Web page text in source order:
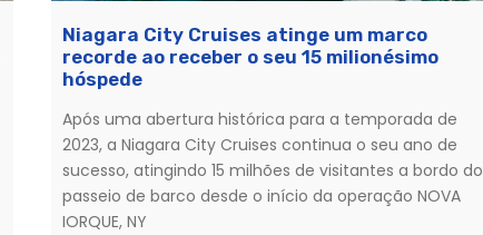
Niagara City Cruises atinge um marco
recorde ao receber o seu 15 milionésimo
hóspede
Após uma abertura histórica para a temporada de
2023, a Niagara City Cruises continua o seu ano de
sucesso, atingindo 15 milhões de visitantes a bordo do
passeio de barco desde o início da operação NOVA
IORQUE, NY